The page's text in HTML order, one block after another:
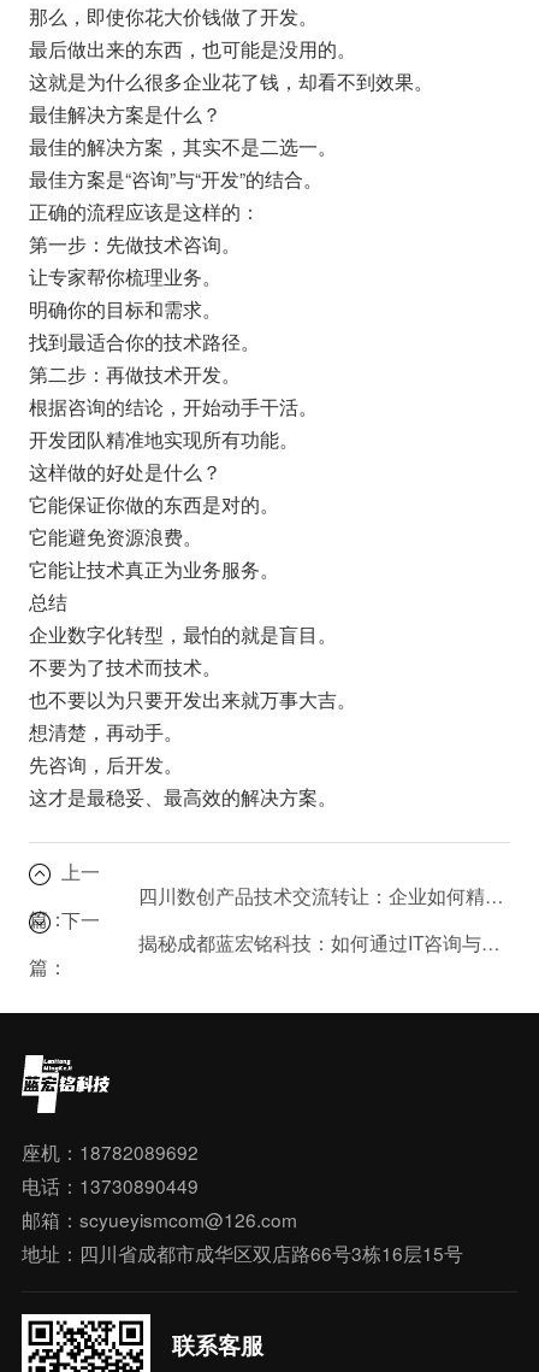
那么，即使你花大价钱做了开发。
最后做出来的东西，也可能是没用的。
这就是为什么很多企业花了钱，却看不到效果。
最佳解决方案是什么？
最佳的解决方案，其实不是二选一。
最佳方案是“咨询”与“开发”的结合。
正确的流程应该是这样的：
第一步：先做技术咨询。
让专家帮你梳理业务。
明确你的目标和需求。
找到最适合你的技术路径。
第二步：再做技术开发。
根据咨询的结论，开始动手干活。
开发团队精准地实现所有功能。
这样做的好处是什么？
它能保证你做的东西是对的。
它能避免资源浪费。
它能让技术真正为业务服务。
总结
企业数字化转型，最怕的就是盲目。
不要为了技术而技术。
也不要以为只要开发出来就万事大吉。
想清楚，再动手。
先咨询，后开发。
这才是最稳妥、最高效的解决方案。
上一
篇：
四川数创产品技术交流转让：企业如何精准对接前沿技术资源？
下一
篇：
揭秘成都蓝宏铭科技：如何通过IT咨询与技术顾问服务赋能企业增长
座机：18782089692
电话：13730890449
邮箱：scyueyismcom@126.com
地址：四川省成都市成华区双店路66号3栋16层15号
联系客服